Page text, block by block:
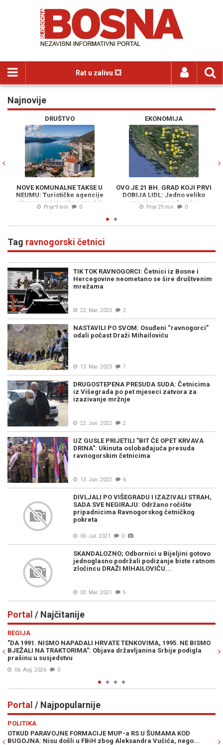
Rat u zalivu 💥
Najnovije
DRUŠTVO
NOVE KOMUNALNE TAKSE U
NEUMU: Turističke agencije
otkazuju izlete zbog visokih
nameta
Prije 9 min 0
EKONOMIJA
OVO JE 21 BH. GRAD KOJI PRVI
DOBIJA LIDL: Jedno veliko
mjesto iznenađujuće
izostavljeno
Prije 29 min 0
Tag ravnogorski četnici
TIK TOK RAVNOGORCI: Četnici iz Bosne i
Hercegovine neometano se šire društvenim
mrežama
22. Mar. 2023 2
NASTAVILI PO SVOM: Osuđeni “ravnogorci”
odali počast Draži Mihailoviću
13. Mar. 2023 7
DRUGOSTEPENA PRESUDA SUDA: Četnicima
iz Višegrada po pet mjeseci zatvora za
izazivanje mržnje
22. Jun. 2022 2
UZ GUSLE PRIJETILI "BIT ĆE OPET KRVAVA
DRINA": Ukinuta oslobađajuća presuda
ravnogorskim četnicima
13. Jun. 2022 6
DIVLJALI PO VIŠEGRADU I IZAZIVALI STRAH,
SADA SVE NEGIRAJU: Održano ročište
pripadnicima Ravnogorskog četničkog
pokreta
06. Jul. 2021 0
SKANDALOZNO; Odbornici u Bijeljini gotovo
jednoglasno podržali podizanje biste ratnom
zločincu DRAŽI MIHAILOVIĆU...
03. Mar. 2021 5
Portal / Najčitanije
REGIJA
"DA 1991. NISMO NAPADALI HRVATE TENKOVIMA, 1995. NE BISMO
BJEŽALI NA TRAKTORIMA": Objava državljanina Srbije podigla
prašinu u susjedstvu
06. Avg. 2026 0
Portal / Najpopularnije
POLITIKA
OTKUD PARAVOJNE FORMACIJE MUP-a RS U ŠUMAMA KOD
BUGOJNA: Nisu došli u FBiH zbog Aleksandra Vučića, nego...